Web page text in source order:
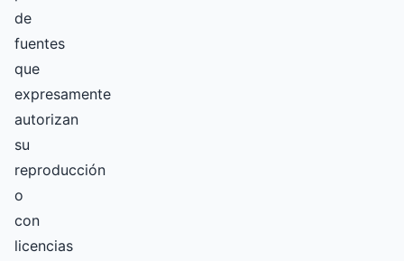
de
fuentes
que
expresamente
autorizan
su
reproducción
o
con
licencias